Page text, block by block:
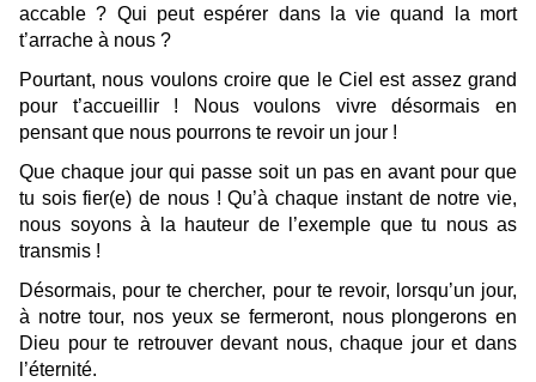
accable ? Qui peut espérer dans la vie quand la mort
t’arrache à nous ?
Pourtant, nous voulons croire que le Ciel est assez grand
pour t’accueillir ! Nous voulons vivre désormais en
pensant que nous pourrons te revoir un jour !
Que chaque jour qui passe soit un pas en avant pour que
tu sois fier(e) de nous ! Qu’à chaque instant de notre vie,
nous soyons à la hauteur de l’exemple que tu nous as
transmis !
Désormais, pour te chercher, pour te revoir, lorsqu’un jour,
à notre tour, nos yeux se fermeront, nous plongerons en
Dieu pour te retrouver devant nous, chaque jour et dans
l’éternité.